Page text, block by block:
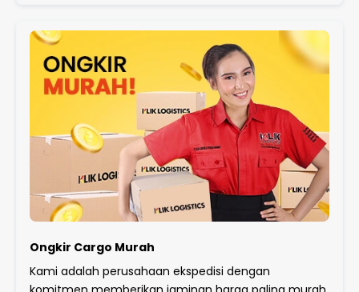
Ongkir Cargo Murah
Kami adalah perusahaan ekspedisi dengan